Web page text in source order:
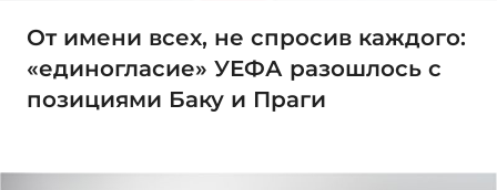
От имени всех, не спросив каждого:
«единогласие» УЕФА разошлось с
позициями Баку и Праги